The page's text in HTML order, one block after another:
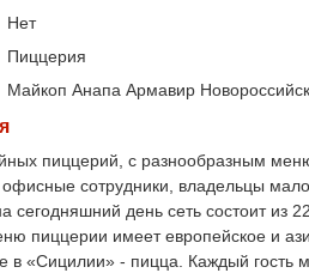
Нет
Пиццерия
Майкоп Анапа Армавир Новороссийск
пиццерий, с разнообразным
сотрудники, владельцы
сегодняшний день сеть состоит из
пиццерии имеет европейское и
в «Сицилии» - пицца. Каждый